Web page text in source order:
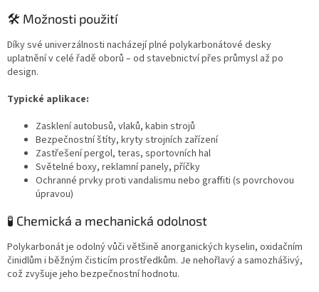
🛠️ Možnosti použití
Díky své univerzálnosti nacházejí plné polykarbonátové desky
uplatnění v celé řadě oborů – od stavebnictví přes průmysl až po
design.
Typické aplikace:
Zasklení autobusů, vlaků, kabin strojů
Bezpečnostní štíty, kryty strojních zařízení
Zastřešení pergol, teras, sportovních hal
Světelné boxy, reklamní panely, příčky
Ochranné prvky proti vandalismu nebo graffiti (s povrchovou
úpravou)
🧪 Chemická a mechanická odolnost
Polykarbonát je odolný vůči většině anorganických kyselin, oxidačním
činidlům i běžným čisticím prostředkům. Je nehořlavý a samozhášivý,
což zvyšuje jeho bezpečnostní hodnotu.